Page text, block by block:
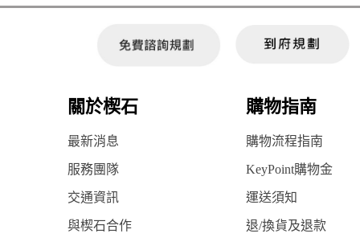
關於楔石 購物指南
最新消息 購物流程指南
服務團隊 KeyPoint購物金
交通資訊 運送須知
與楔石合作 退/換貨及退款